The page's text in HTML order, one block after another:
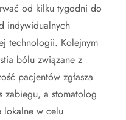
od kilku tygodni do
indywidualnych
technologii. Kolejnym
bólu związane z
pacjentów zgłasza
zabiegu, a stomatolog
lokalne w celu